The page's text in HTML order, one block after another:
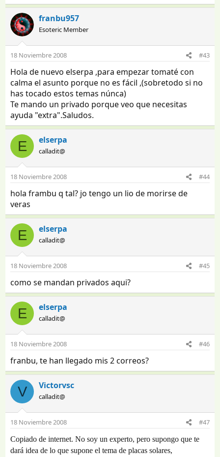
franbu957
Esoteric Member
18 Noviembre 2008 #43
Hola de nuevo elserpa ,para empezar tomaté con
calma el asunto porque no es fácil ,(sobretodo si no
has tocado estos temas núnca)
Te mando un privado porque veo que necesitas
ayuda "extra".Saludos.
E elserpa
calladit@
18 Noviembre 2008 #44
hola frambu q tal? jo tengo un lio de morirse de
veras
E elserpa
calladit@
18 Noviembre 2008 #45
como se mandan privados aqui?
E elserpa
calladit@
18 Noviembre 2008 #46
franbu, te han llegado mis 2 correos?
V Victorvsc
calladit@
18 Noviembre 2008 #47
Copiado de internet. No soy un experto, pero supongo que te
dará idea de lo que supone el tema de placas solares,